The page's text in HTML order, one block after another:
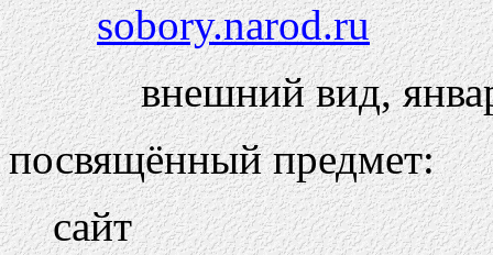
sobory.narod.ru
внешний вид,
посвящённый предмет:
сайт